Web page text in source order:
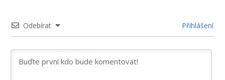
Odebírat Přihlášení